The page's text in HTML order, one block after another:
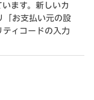
ます。新しいカ
「お支払い元の設
ィコードの入力